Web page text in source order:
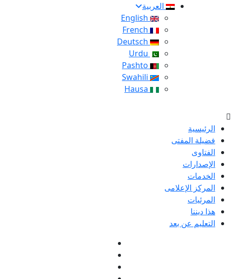
العربية
الرئيسية
فضيلة المفتى
الفتاوى
الإصدارات
الخدمات
المركز الإعلامى
المرئيات
هذا ديننا
التعليم عن بعد